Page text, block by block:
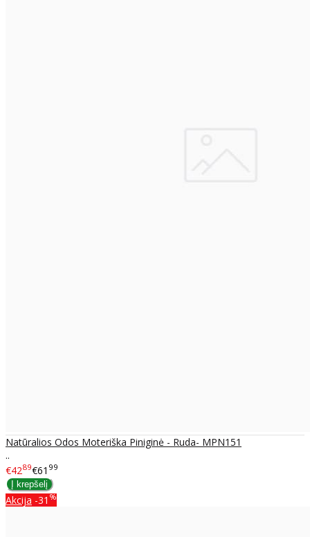
Natūralios Odos Moteriška Piniginė - Ruda- MPN151
..
€4289€61 99
Akcija -31 %